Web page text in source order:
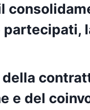
partecipati,
della
e del